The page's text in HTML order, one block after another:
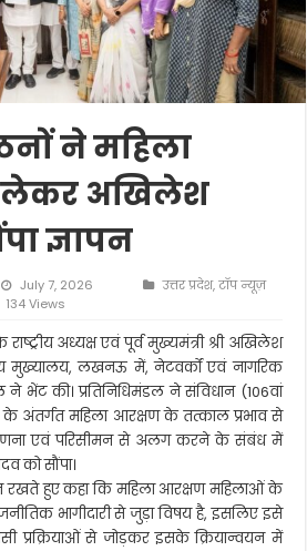
ने महिला
लेकर अखिलेश
ज्ञापन
July 7, 2026 उत्तर प्रदेश,टॉप न्यूज़
134 Views
अध्यक्ष एवं पूर्व मुख्यमंत्री श्री अखिलेश
मुख्यालय, लखनऊ में, नेटवर्कों एवं नागरिक
भेंट की। प्रतिनिधिमंडल ने संविधान (106वां
अंतर्गत महिला आरक्षण के तत्काल प्रभाव से
एवं परिसीमन से अलग करने के संबंध में
को सौंपा।
रखते हुए कहा कि महिला आरक्षण महिलाओं के
भागीदारी से जुड़ा विषय है, इसलिए इसे
प्रक्रियाओं से जोड़कर इसके क्रियान्वयन में